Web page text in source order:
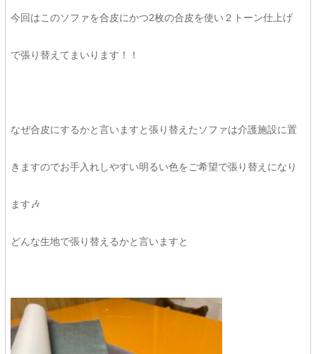
今回はこのソファを合皮にかつ2枚の合皮を使い２トーン仕上げ
で張り替えてまいります！！
なぜ合皮にするかと言いますと張り替えたソファは介護施設に置
きますのでお手入れしやすい明るい色をご希望で張り替えになり
ます🎶
どんな生地で張り替えるかと言いますと